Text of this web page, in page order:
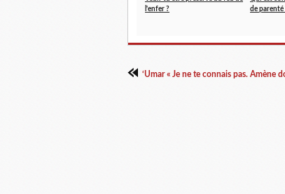
l'enfer ?
de parenté
‘Umar « Je ne te connais pas. Amène